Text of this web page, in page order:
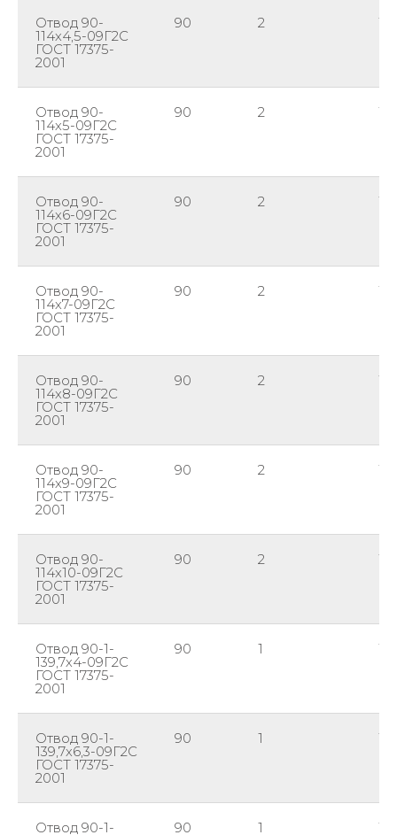
Отвод 90-
114х4,5-09Г2С
ГОСТ 17375-
2001
90 2 114
Отвод 90-
114х5-09Г2С
ГОСТ 17375-
2001
90 2 114
Отвод 90-
114х6-09Г2С
ГОСТ 17375-
2001
90 2 114
Отвод 90-
114х7-09Г2С
ГОСТ 17375-
2001
90 2 114
Отвод 90-
114х8-09Г2С
ГОСТ 17375-
2001
90 2 114
Отвод 90-
114х9-09Г2С
ГОСТ 17375-
2001
90 2 114
Отвод 90-
114х10-09Г2С
ГОСТ 17375-
2001
90 2 114
Отвод 90-1-
139,7х4-09Г2С
ГОСТ 17375-
2001
90 1
Отвод 90-1-
139,7х6,3-09Г2С
ГОСТ 17375-
2001
90 1
Отвод 90-1- 90 1